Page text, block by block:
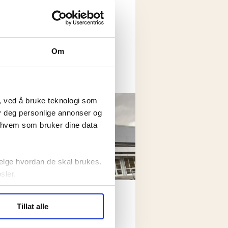
Om
ved å bruke teknologi som
personlige annonser og
som bruker dine data
hvordan de skal brukes.
(cookies) for å lære
statistikk.
Tillat alle
vil dele opp
kuttes med 10.000 etter